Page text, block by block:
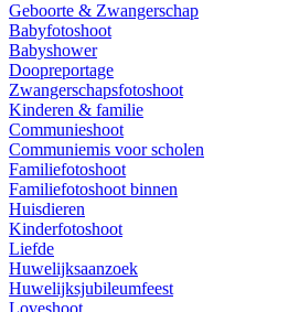
Geboorte & Zwangerschap
Babyfotoshoot
Babyshower
Doopreportage
Zwangerschapsfotoshoot
Kinderen & familie
Communieshoot
Communiemis voor scholen
Familiefotoshoot
Familiefotoshoot binnen
Huisdieren
Kinderfotoshoot
Liefde
Huwelijksaanzoek
Huwelijksjubileumfeest
Loveshoot